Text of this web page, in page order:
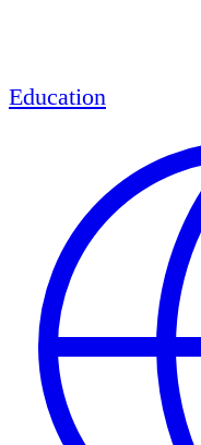
Education